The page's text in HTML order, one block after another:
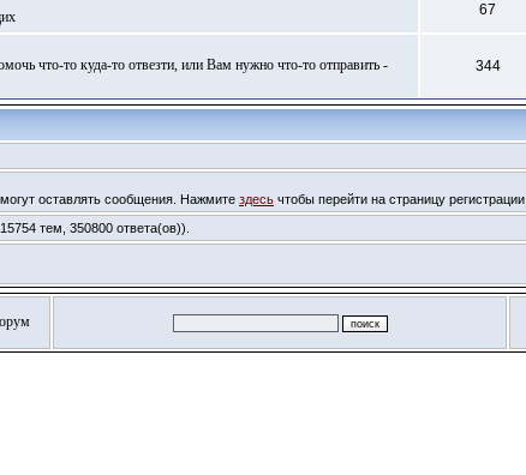
67
что-то куда-то отвезти, или Вам нужно что-то отправить -
344
оставлять сообщения. Нажмите здесь чтобы перейти на страницу регистрации.
тем, 350800 ответа(ов)).